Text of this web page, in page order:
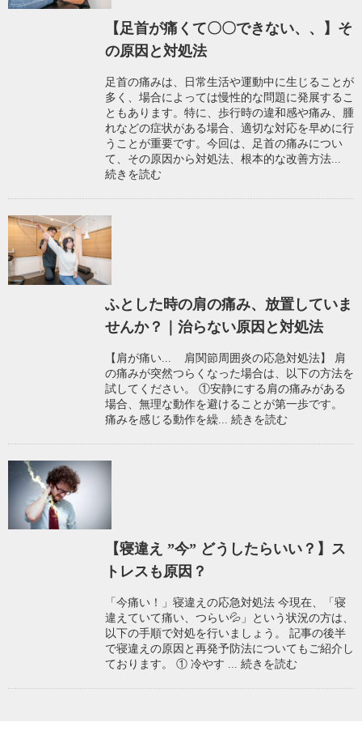
【足首が痛くて〇〇できない、、】そ
の原因と対処法
足首の痛みは、日常生活や運動中に生じることが
多く、場合によっては慢性的な問題に発展するこ
ともあります。特に、歩行時の違和感や痛み、腫
れなどの症状がある場合、適切な対応を早めに行
うことが重要です。今回は、足首の痛みについ
て、その原因から対処法、根本的な改善方法...
続きを読む
ふとした時の肩の痛み、放置していま
せんか？｜治らない原因と対処法
【肩が痛い... 肩関節周囲炎の応急対処法】 肩
の痛みが突然つらくなった場合は、以下の方法を
試してください。 ①安静にする肩の痛みがある
場合、無理な動作を避けることが第一歩です。
痛みを感じる動作を繰... 続きを読む
【寝違え ”今” どうしたらいい？】ス
トレスも原因？
「今痛い！」寝違えの応急対処法 今現在、「寝
違えていて痛い、つらい💦」という状況の方は、
以下の手順で対処を行いましょう。 記事の後半
で寝違えの原因と再発予防法についてもご紹介し
ております。 ① 冷やす ... 続きを読む